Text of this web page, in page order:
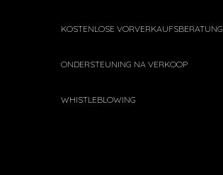
KOSTENLOSE VORVERKAUFSBERATUNG
ONDERSTEUNING NA VERKOOP
WHISTLEBLOWING